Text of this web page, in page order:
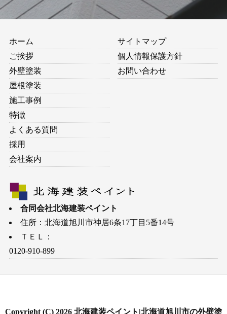
ホーム
ご挨拶
外壁塗装
屋根塗装
施工事例
特徴
よくある質問
採用
会社案内
サイトマップ
個人情報保護方針
お問い合わせ
合同会社北海建装ペイント
住所： 北海道旭川市神居6条17丁目5番14号
ＴＥＬ：
0120-910-899
Copyright (C) 2026 北海建装ペイント|北海道旭川市の外壁塗